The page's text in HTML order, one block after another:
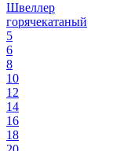
Швеллер
горячекатаный
5
6
8
10
12
14
16
18